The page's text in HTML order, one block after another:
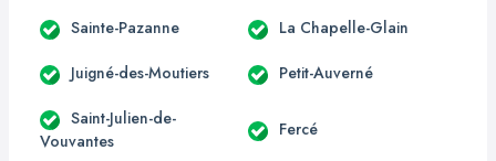
Sainte-Pazanne La Chapelle-Glain
Juigné-des-Moutiers Petit-Auverné
Saint-Julien-de-
Vouvantes
Fercé